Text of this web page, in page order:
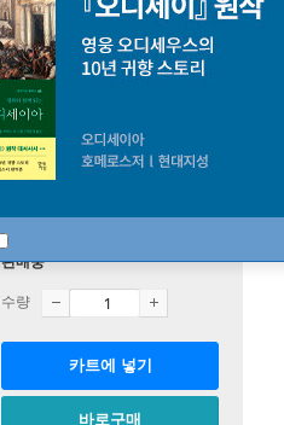
판매중
수량
카트에 넣기
바로구매